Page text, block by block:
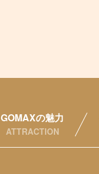
GOMAXの魅力
ATTRACTION